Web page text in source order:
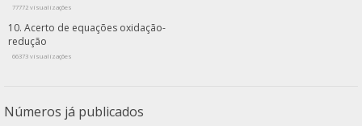
77772 visualizações
Acerto de equações oxidação-
redução
66373 visualizações
Números já publicados